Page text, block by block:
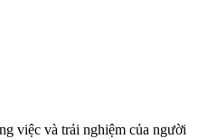
việc và trải nghiệm của người